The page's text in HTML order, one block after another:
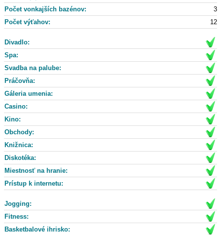
Počet vonkajších bazénov:
3
Počet výťahov:
12
Divadlo:
Spa:
Svadba na palube:
Práčovňa:
Gáleria umenia:
Casino:
Kino:
Obchody:
Knižnica:
Diskotéka:
Miestnosť na hranie:
Prístup k internetu:
Jogging:
Fitness:
Basketbalové ihrisko: